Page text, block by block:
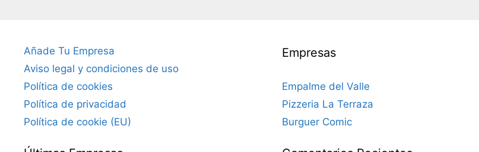
Añade Tu Empresa
Aviso legal y condiciones de uso
Política de cookies
Política de privacidad
Política de cookie (EU)
Empresas
Empalme del Valle
Pizzeria La Terraza
Burguer Comic